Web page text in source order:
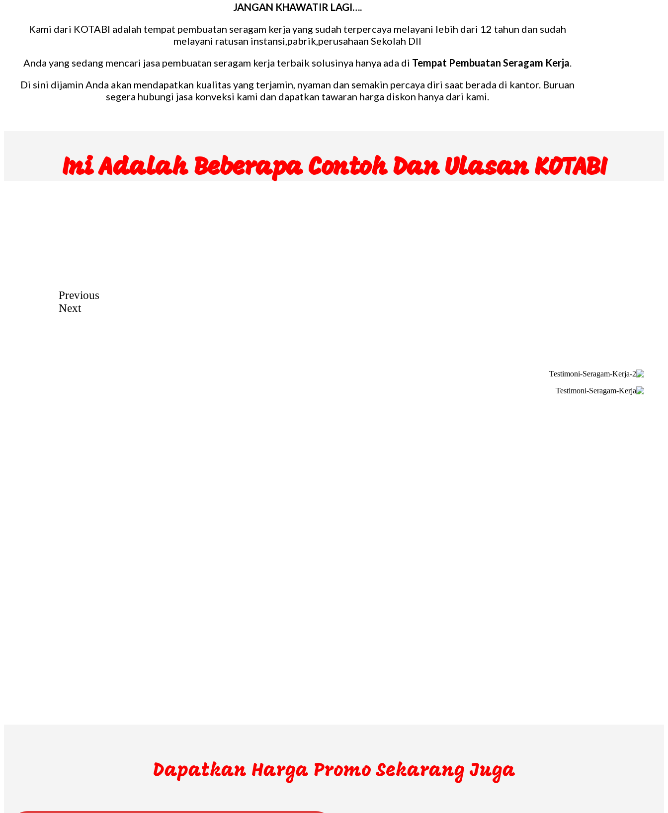
JANGAN KHAWATIR LAGI….
Kami dari KOTABI adalah tempat pembuatan seragam kerja yang sudah terpercaya melayani lebih dari 12 tahun dan sudah
melayani ratusan instansi,pabrik,perusahaan Sekolah Dll
Anda yang sedang mencari jasa pembuatan seragam kerja terbaik solusinya hanya ada di Tempat Pembuatan Seragam Kerja
Di sini dijamin Anda akan mendapatkan kualitas yang terjamin, nyaman dan semakin percaya diri saat berada di kantor. Buruan
segera hubungi jasa konveksi kami dan dapatkan tawaran harga diskon hanya dari kami.
Ini Adalah Beberapa Contoh Dan Ulasan KOTABI
Previous
Next
Dapatkan Harga Promo Sekarang Juga